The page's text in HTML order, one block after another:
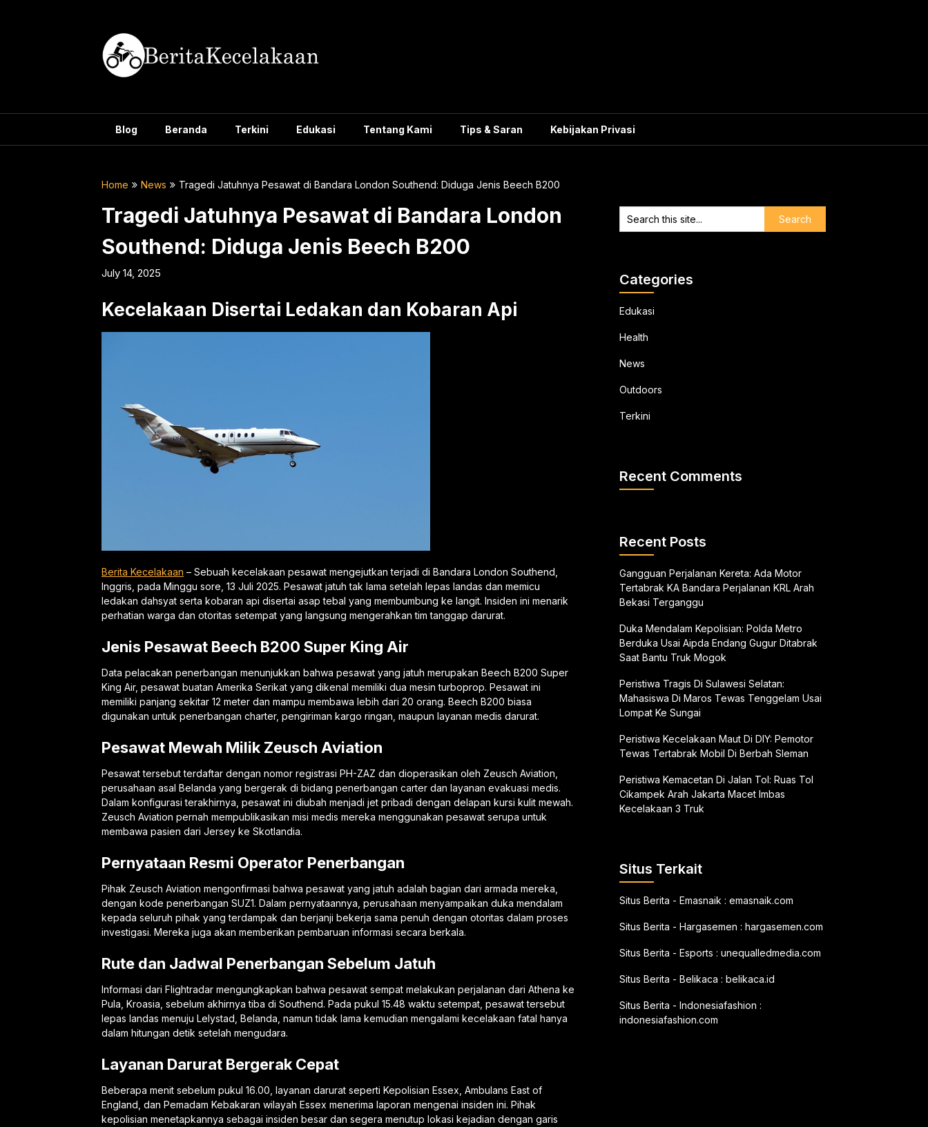
Blog Beranda Terkini Edukasi Tentang Kami Tips & Saran Kebijakan Privasi
Home News Tragedi Jatuhnya Pesawat di Bandara London Southend: Diduga Jenis Beech B200
Tragedi Jatuhnya Pesawat di Bandara London
Southend: Diduga Jenis Beech B200
July 14, 2025
Kecelakaan Disertai Ledakan dan Kobaran Api
Berita Kecelakaan – Sebuah kecelakaan pesawat mengejutkan terjadi di Bandara London Southend,
Inggris, pada Minggu sore, 13 Juli 2025. Pesawat jatuh tak lama setelah lepas landas dan memicu
ledakan dahsyat serta kobaran api disertai asap tebal yang membumbung ke langit. Insiden ini menarik
perhatian warga dan otoritas setempat yang langsung mengerahkan tim tanggap darurat.
Jenis Pesawat Beech B200 Super King Air
Data pelacakan penerbangan menunjukkan bahwa pesawat yang jatuh merupakan Beech B200 Super
King Air, pesawat buatan Amerika Serikat yang dikenal memiliki dua mesin turboprop. Pesawat ini
memiliki panjang sekitar 12 meter dan mampu membawa lebih dari 20 orang. Beech B200 biasa
digunakan untuk penerbangan charter, pengiriman kargo ringan, maupun layanan medis darurat.
Pesawat Mewah Milik Zeusch Aviation
Pesawat tersebut terdaftar dengan nomor registrasi PH-ZAZ dan dioperasikan oleh Zeusch Aviation,
perusahaan asal Belanda yang bergerak di bidang penerbangan carter dan layanan evakuasi medis.
Dalam konfigurasi terakhirnya, pesawat ini diubah menjadi jet pribadi dengan delapan kursi kulit mewah.
Zeusch Aviation pernah mempublikasikan misi medis mereka menggunakan pesawat serupa untuk
membawa pasien dari Jersey ke Skotlandia.
Pernyataan Resmi Operator Penerbangan
Pihak Zeusch Aviation mengonfirmasi bahwa pesawat yang jatuh adalah bagian dari armada mereka,
dengan kode penerbangan SUZ1. Dalam pernyataannya, perusahaan menyampaikan duka mendalam
kepada seluruh pihak yang terdampak dan berjanji bekerja sama penuh dengan otoritas dalam proses
investigasi. Mereka juga akan memberikan pembaruan informasi secara berkala.
Rute dan Jadwal Penerbangan Sebelum Jatuh
Informasi dari Flightradar mengungkapkan bahwa pesawat sempat melakukan perjalanan dari Athena ke
Pula, Kroasia, sebelum akhirnya tiba di Southend. Pada pukul 15.48 waktu setempat, pesawat tersebut
lepas landas menuju Lelystad, Belanda, namun tidak lama kemudian mengalami kecelakaan fatal hanya
dalam hitungan detik setelah mengudara.
Layanan Darurat Bergerak Cepat
Beberapa menit sebelum pukul 16.00, layanan darurat seperti Kepolisian Essex, Ambulans East of
England, dan Pemadam Kebakaran wilayah Essex menerima laporan mengenai insiden ini. Pihak
kepolisian menetapkannya sebagai insiden besar dan segera menutup lokasi kejadian dengan garis
Categories
Edukasi
Health
News
Outdoors
Terkini
Recent Comments
Recent Posts
Gangguan Perjalanan Kereta: Ada Motor
Tertabrak KA Bandara Perjalanan KRL Arah
Bekasi Terganggu
Duka Mendalam Kepolisian: Polda Metro
Berduka Usai Aipda Endang Gugur Ditabrak
Saat Bantu Truk Mogok
Peristiwa Tragis Di Sulawesi Selatan:
Mahasiswa Di Maros Tewas Tenggelam Usai
Lompat Ke Sungai
Peristiwa Kecelakaan Maut Di DIY: Pemotor
Tewas Tertabrak Mobil Di Berbah Sleman
Peristiwa Kemacetan Di Jalan Tol: Ruas Tol
Cikampek Arah Jakarta Macet Imbas
Kecelakaan 3 Truk
Situs Terkait
Situs Berita - Emasnaik : emasnaik.com
Situs Berita - Hargasemen : hargasemen.com
Situs Berita - Esports : unequalledmedia.com
Situs Berita - Belikaca : belikaca.id
Situs Berita - Indonesiafashion :
indonesiafashion.com